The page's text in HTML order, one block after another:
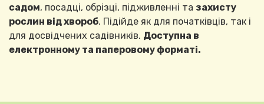
садом, посадці, обрізці, підживленні та захисту
рослин від хвороб. Підійде як для початківців, так і
для досвідчених садівників. Доступна в
електронному та паперовому форматі.